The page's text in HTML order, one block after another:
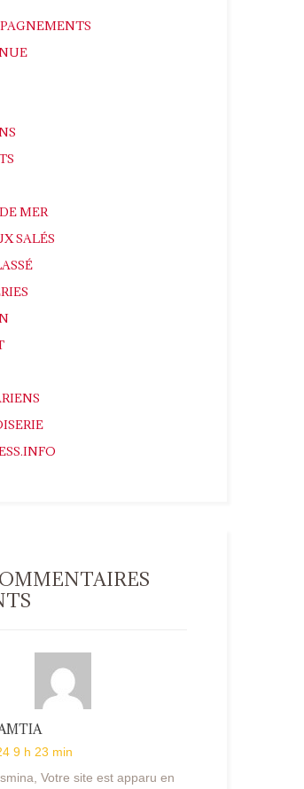
MER
SALÉS
9 h 23 min
Votre site est apparu en